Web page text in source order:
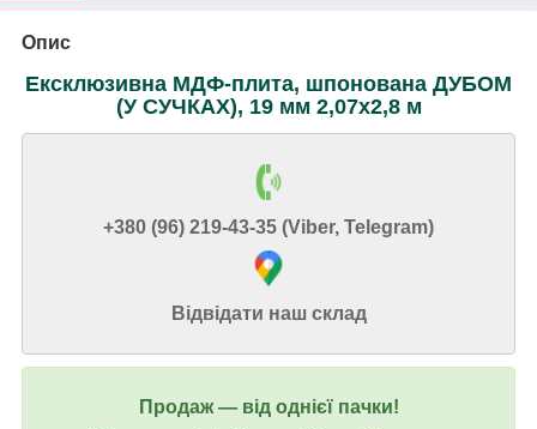
Опис
Ексклюзивна МДФ-плита, шпонована ДУБОМ
(У СУЧКАХ), 19 мм 2,07x2,8 м
+380 (96) 219-43-35 (Viber, Telegram)
Відвідати наш склад
Продаж ― від однієї пачки!